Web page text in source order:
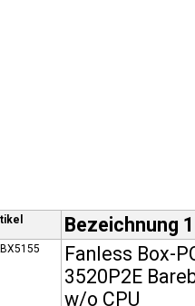
Bezeichnung 1
Fanless Box-
3520P2E
w/o CPU